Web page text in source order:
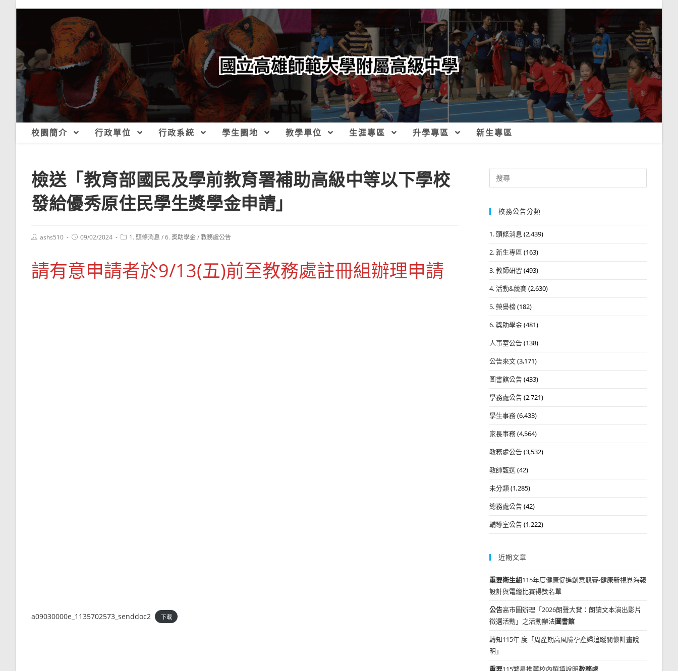
校園簡介 行政單位 行政系統 學生園地 教學單位 生涯專區 升學專區 新生專區
檢送「教育部國民及學前教育署補助高級中等以下學校
發給優秀原住民學生獎學金申請」
Postashs510
Post09/02/2024
Post1. 頭條消息 /6. 獎助學金/教務處公告
請有意申請者於9/13(五)前至教務處註冊組辦理申請
a09030000e_1135702573_senddoc2 下載
Search
for:
校務公告分類
1. 頭條消息 (2,439)
2. 新生專區 (163)
3. 教師研習 (493)
4. 活動&競賽(2,630)
5. 榮譽榜(182)
6. 獎助學金(481)
人事室公告(138)
公告來文(3,171)
圖書館公告(433)
學務處公告(2,721)
學生事務(6,433)
家長事務(4,564)
教務處公告(3,532)
教師甄選(42)
未分類(1,285)
總務處公告(42)
輔導室公告(1,222)
近期文章
重要衛生組115年度健康促進創意競賽-健康新視界海報
設計與電繪比賽得獎名單
公告高市圖辦理「2026朗聲大賞：朗讀文本演出影片
徵選活動」之活動辦法圖書館
轉知115年 度「周產期高風險孕產婦追蹤關懷計畫說
明」
重要115繁星推薦校內選填說明教務處